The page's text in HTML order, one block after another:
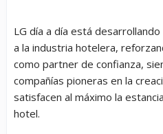
LG día a día está
a la industria hotelera,
como partner de confianza,
compañías pioneras en la
satisfacen al máximo la
hotel.